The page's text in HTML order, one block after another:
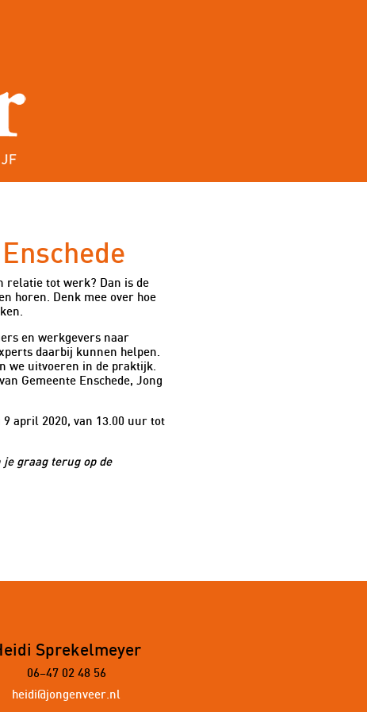
relatie tot werk? Dan is de
horen. Denk mee over hoe
en werkgevers naar
daarbij kunnen helpen.
we uitvoeren in de praktijk.
Gemeente Enschede, Jong
9 april 2020, van 13.00 uur tot
je graag terug op de
Sprekelmeyer
06–47 02 48 56
heidi@jongenveer.nl